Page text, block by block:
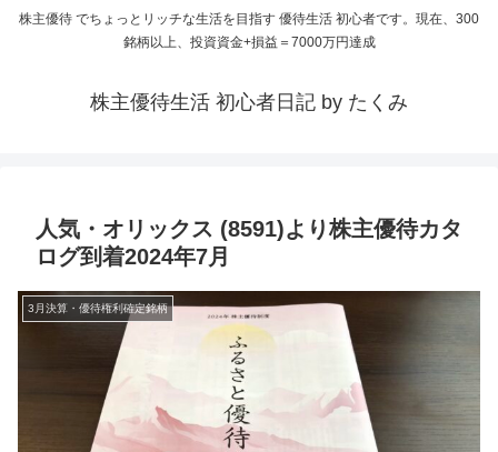
株主優待 でちょっとリッチな生活を目指す 優待生活 初心者です。現在、300
銘柄以上、投資資金+損益＝7000万円達成
株主優待生活 初心者日記 by たくみ
人気・オリックス (8591)より株主優待カタ
ログ到着2024年7月
3月決算・優待権利確定銘柄